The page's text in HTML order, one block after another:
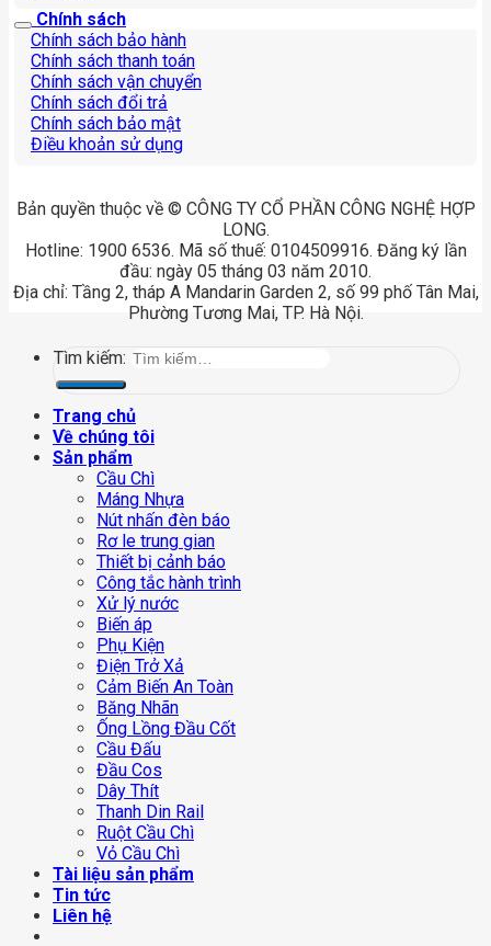
Chính sách
Chính sách bảo hành
Chính sách thanh toán
Chính sách vận chuyển
Chính sách đổi trả
Chính sách bảo mật
Điều khoản sử dụng
Bản quyền thuộc về © CÔNG TY CỔ PHẦN CÔNG NGHỆ HỢP
LONG.
Hotline: 1900 6536. Mã số thuế: 0104509916. Đăng ký lần
đầu: ngày 05 tháng 03 năm 2010.
Địa chỉ: Tầng 2, tháp A Mandarin Garden 2, số 99 phố Tân Mai,
Phường Tương Mai, TP. Hà Nội.
Tìm kiếm:
Trang chủ
Về chúng tôi
Sản phẩm
Cầu Chì
Máng Nhựa
Nút nhấn đèn báo
Rơ le trung gian
Thiết bị cảnh báo
Công tắc hành trình
Xử lý nước
Biến áp
Phụ Kiện
Điện Trở Xả
Cảm Biến An Toàn
Băng Nhãn
Ống Lồng Đầu Cốt
Cầu Đấu
Đầu Cos
Dây Thít
Thanh Din Rail
Ruột Cầu Chì
Vỏ Cầu Chì
Tài liệu sản phẩm
Tin tức
Liên hệ